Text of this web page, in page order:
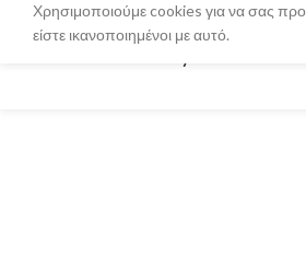
Χρησιμοποιούμε cookies για να σας
είστε ικανοποιημένοι με αυτό.